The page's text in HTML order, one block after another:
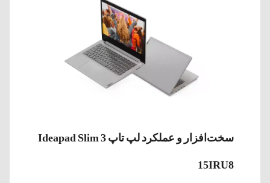
سخت‌افزار و عملکرد لپ‌ تاپ Ideapad Slim 3
15IRU8